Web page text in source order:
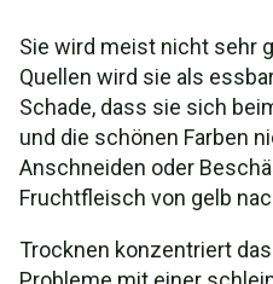
Sie wird meist nicht sehr
Quellen wird sie als
Schade, dass sie sich
und die schönen Farben
Anschneiden oder
Fruchtfleisch von gelb
Trocknen konzentriert